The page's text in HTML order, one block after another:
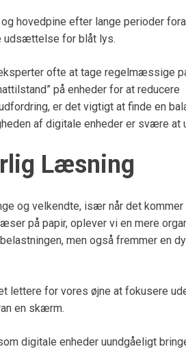
hovedpine efter lange perioder
udsættelse for blåt lys.
ofte at tage regelmæssige
på enheder for at reducere
er det vigtigt at finde en
af digitale enheder er svære at
Læsning
og velkendte, især når det kommer
på papir, oplever vi en mere
men også fremmer en
lettere for vores øjne at fokusere
en skærm.
digitale enheder uundgåeligt